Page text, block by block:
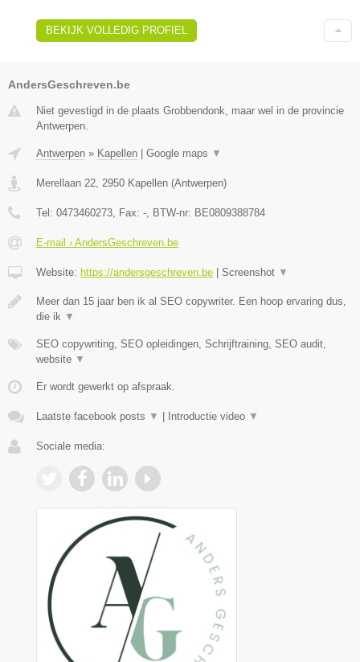
BEKIJK VOLLEDIG PROFIEL
AndersGeschreven.be
Niet gevestigd in de plaats Grobbendonk, maar wel in de provincie
Antwerpen.
Antwerpen » Kapellen | Google maps ▼
Merellaan 22 2950 Kapellen (Antwerpen)
Tel: 0473460273 , Fax: - , BTW-nr: BE0809388784
E-mail › AndersGeschreven.be
Website: https://andersgeschreven.be | Screenshot ▼
Meer dan 15 jaar ben ik al SEO copywriter. Een hoop ervaring dus,
die ik ▼
SEO copywriting, SEO opleidingen, Schrijftraining, SEO audit,
website ▼
Er wordt gewerkt op afspraak.
Laatste facebook posts ▼ | Introductie video ▼
Sociale media: